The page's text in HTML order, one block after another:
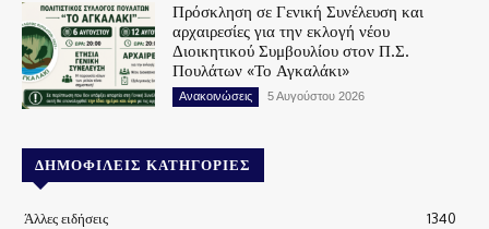
Πρόσκληση σε Γενική Συνέλευση και
αρχαιρεσίες για την εκλογή νέου
Διοικητικού Συμβουλίου στον Π.Σ.
Πουλάτων «Το Αγκαλάκι»
Ανακοινώσεις 5 Αυγούστου 2026
ΔΗΜΟΦΙΛΕΊΣ ΚΑΤΗΓΟΡΊΕΣ
Άλλες ειδήσεις
1340